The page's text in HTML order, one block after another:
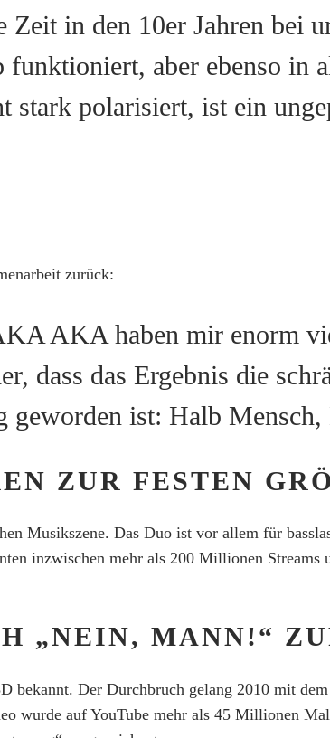
in den 10er Jahren bei
aber ebenso in
stark polarisiert, ist ein
zurück:
AKA haben mir enorm
dass das Ergebnis die
geworden ist: Halb Mensch,
ZUR FESTEN
Musikszene. Das Duo ist vor allem für
inzwischen mehr als 200 Millionen
„NEIN, MANN!“
Der Durchbruch gelang 2010 mit
wurde auf YouTube mehr als 45 Millionen